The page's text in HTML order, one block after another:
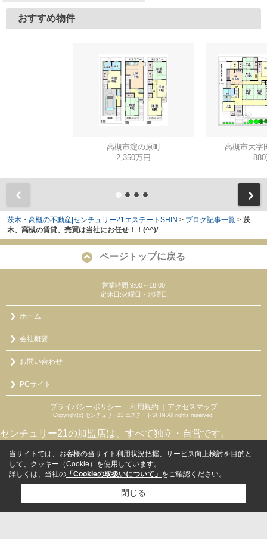
おすすめ物件
高槻市淀の原町
2,350万円
高槻市大字
茨木・高槻の不動産|センチュリー21エステートSHIN > ブログ記事一覧 > 茨
木、高槻の賃貸、売買は当社にお任せ！！(^^)/
ページトップに戻る
営業時間:9:00～18:00
定休日:火曜日・水曜日
ホーム
会社概要
お問い合わせ
PCサイト
プライバシーポリシー ｜ 利用規約 ｜アクセスマップ
Copyright(c) センチュリー21 エステートSHIN All rights reserved.
センチュリー21の加盟店は、すべて独立・自営です。
当サイトでは、お客様の当サイト利用状況把握、サービス向上検討を目的と
して、クッキー（Cookie）を使用しています。
詳しくは、当社の 「Cookieの取扱いについて」 をご確認ください。
閉じる